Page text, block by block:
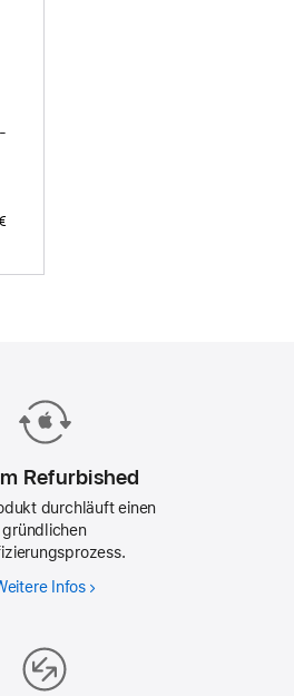
Refurbished
durchläuft einen
gründlichen
InfosWarum